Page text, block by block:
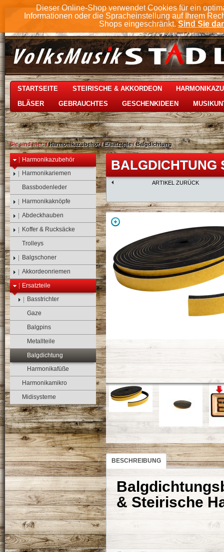
Dieser Online-Shop verwendet Cookies für ein
Informationen oder die Spracheinstellung auf Ihrem
Shops eingeschränkt. Sind Sie
STARTSEITE STEIRISCHE & AKKORDEON
BLÄSER GEBRAUCHTES GESCHENKIDEEN
Sie sind hier:/Harmonikazubehör/Ersatzteile/Balgdichtung
Harmonikazubehör
Harmonikariemen
Bassbodenleder
Harmonikaknöpfe
Abdeckhauben
Koffer & Rucksäcke
Trolleys
Balgschoner
Akkordeonriemen
Ersatzteile
Basstrichter
Gaze
Balgpins
Metallteile
Balgdichtung
Harmonikafüße
Harmonikamikro
Midisysteme
BALGDICHTUNG
ARTIKEL ZURÜCK
BESCHREIBUNG
& Steirische